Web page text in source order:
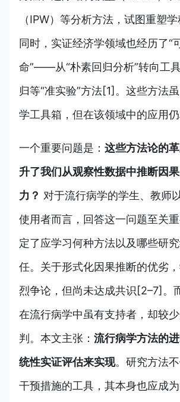
（IPW）等分析方法，试图重塑
同时，实证经济学领域也经历了“
命”——从“朴素回归分析”转向工
归等“准实验”方法[1]。这些方法
学工具箱，但在该领域中的应用仍
一个重要问题是： 这些方法论的
升了我们从观察性数据中推断因
力？ 对于流行病学的学生、教师
使用者而言，回答这一问题至关
定了应学习何种方法以及哪些研
任。关于形式化因果推断的优劣
烈争论，但尚未达成共识[2–7]。
在流行病学中虽有支持者，却较
判。本文主张： 流行病学方法的
统性实证评估来实现。研究方法
干预措施的工具，其本身也应成